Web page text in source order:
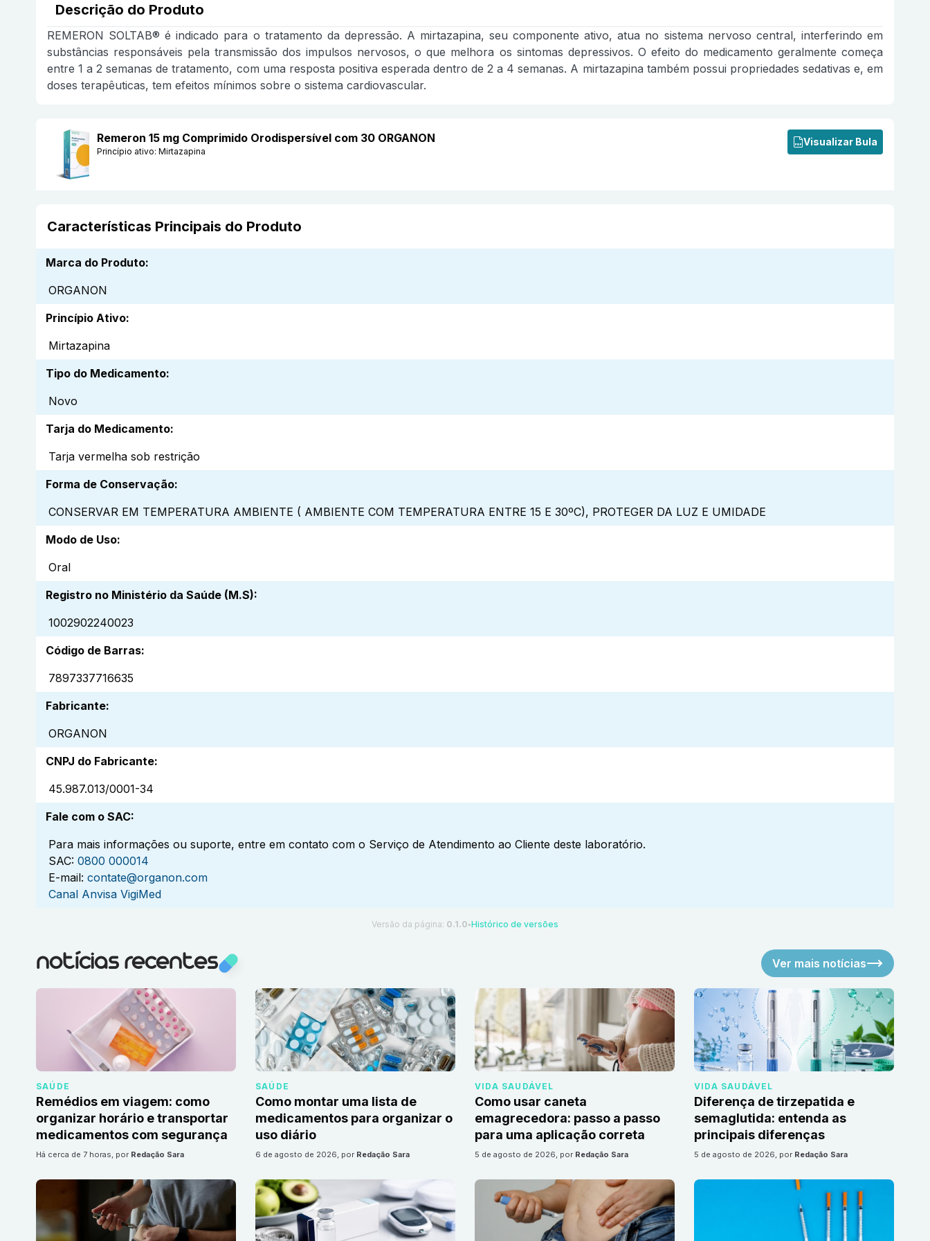
Descrição do Produto
REMERON SOLTAB® é indicado para o tratamento da depressão. A mirtazapina, seu componente ativo, atua no sistema nervoso central, interferindo em
substâncias responsáveis pela transmissão dos impulsos nervosos, o que melhora os sintomas depressivos. O efeito do medicamento geralmente começa
entre 1 a 2 semanas de tratamento, com uma resposta positiva esperada dentro de 2 a 4 semanas. A mirtazapina também possui propriedades sedativas e, em
doses terapêuticas, tem efeitos mínimos sobre o sistema cardiovascular.
Remeron 15 mg Comprimido Orodispersível com 30 ORGANON
Princípio ativo: Mirtazapina
Visualizar Bula
Características Principais do Produto
Marca do Produto:
ORGANON
Princípio Ativo:
Mirtazapina
Tipo do Medicamento:
Novo
Tarja do Medicamento:
Tarja vermelha sob restrição
Forma de Conservação:
CONSERVAR EM TEMPERATURA AMBIENTE ( AMBIENTE COM TEMPERATURA ENTRE 15 E 30ºC), PROTEGER DA LUZ E UMIDADE
Modo de Uso:
Oral
Registro no Ministério da Saúde (M.S):
1002902240023
Código de Barras:
7897337716635
Fabricante:
ORGANON
CNPJ do Fabricante:
45.987.013/0001-34
Fale com o SAC:
Para mais informações ou suporte, entre em contato com o Serviço de Atendimento ao Cliente deste laboratório.
SAC: 0800 000014
E-mail: contate@organon.com
Canal Anvisa VigiMed
Versão da página: 0.1.0 ●Histórico de versões
notícias recentes Ver mais notícias
SAÚDE
Remédios em viagem: como
organizar horário e transportar
medicamentos com segurança
há cerca de 7 horas, por Redação Sara
SAÚDE
Como montar uma lista de
medicamentos para organizar o
uso diário
6 de agosto de 2026, por Redação Sara
VIDA SAUDÁVEL
Como usar caneta
emagrecedora: passo a passo
para uma aplicação correta
5 de agosto de 2026, por Redação Sara
VIDA SAUDÁVEL
Diferença de tirzepatida e
semaglutida: entenda as
principais diferenças
5 de agosto de 2026, por Redação Sara